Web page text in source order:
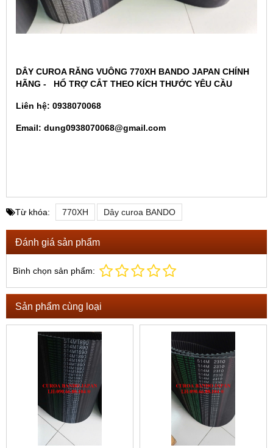
DÂY CUROA RĂNG VUÔNG 770XH BANDO JAPAN CHÍNH
HÃNG - HỔ TRỢ CẮT THEO KÍCH THƯỚC YÊU CẦU
Liên hệ: 0938070068
Email: dung0938070068@gmail.com
Từ khóa: 770XH Dây curoa BANDO
Đánh giá sản phẩm
Bình chọn sản phẩm:
Sản phẩm cùng loại